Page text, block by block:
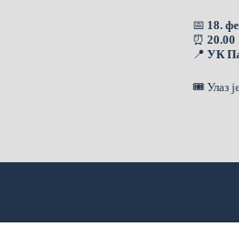
📅 18.
⏰20.00
📍УК
🎟️ Улаз